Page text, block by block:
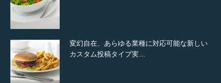
一般社団法人高齢者支援協会がコミュパ.com
のホームページを…